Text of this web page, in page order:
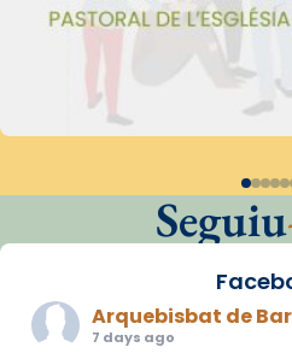
Seguiu
Arquebisbat de
7 days ago